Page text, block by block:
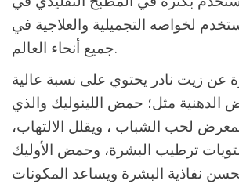
لخواصه التجميلية والعلاجية في
جميع أنحاء العالم.
عن زيت نادر يحتوي على نسبة عالية
الدهنية مثل؛ حمض اللينوليك والذي
لحب الشباب ، ويقلل الالتهاب،
ترطيب البشرة، وحمض الأوليك
نفاذية البشرة ويساعد المكونات